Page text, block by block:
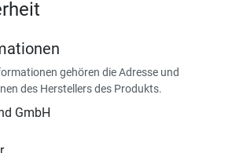
gehören die Adresse und
des Herstellers des Produkts.
GmbH